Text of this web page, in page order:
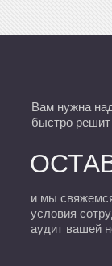
и мы
условия
аудит вашей
Вам нужна
быстро